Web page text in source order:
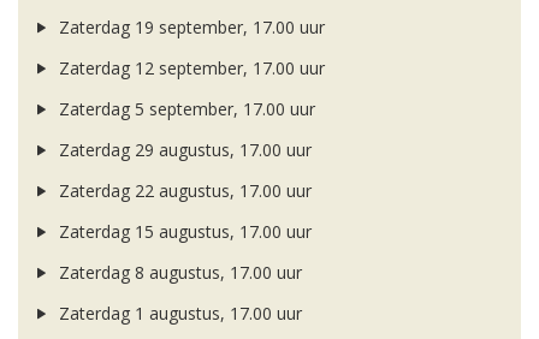
Zaterdag 19 september, 17.00 uur
Zaterdag 12 september, 17.00 uur
Zaterdag 5 september, 17.00 uur
Zaterdag 29 augustus, 17.00 uur
Zaterdag 22 augustus, 17.00 uur
Zaterdag 15 augustus, 17.00 uur
Zaterdag 8 augustus, 17.00 uur
Zaterdag 1 augustus, 17.00 uur